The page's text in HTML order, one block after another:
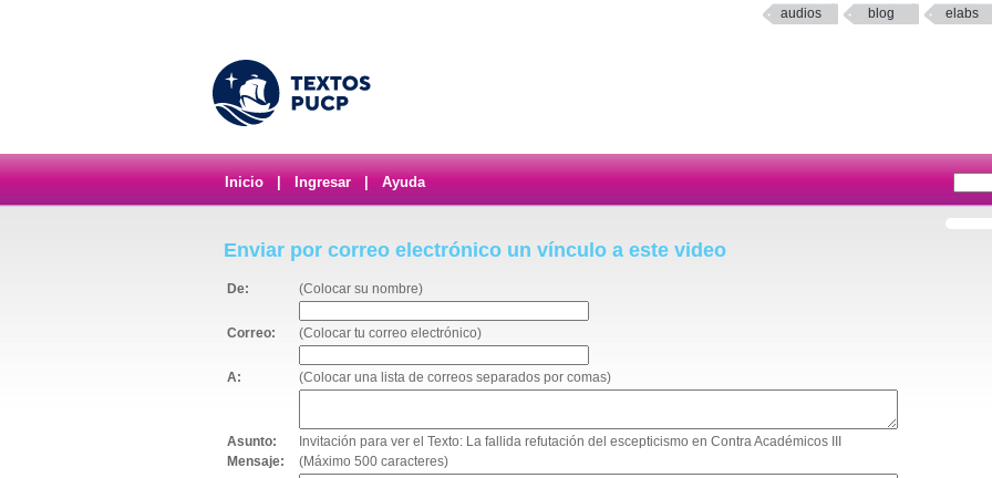
audios blog elabs
Inicio Ingresar Ayuda
Enviar por correo electrónico un vínculo a este video
De: (Colocar su nombre)
Correo: (Colocar tu correo electrónico)
A: (Colocar una lista de correos separados por comas)
Asunto:
Invitación para ver el Texto: La fallida refutación del escepticismo en Contra Académicos III
Mensaje:
(Máximo 500 caracteres)